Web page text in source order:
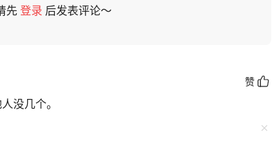
先登录 后发表评论～
赞
没几个。